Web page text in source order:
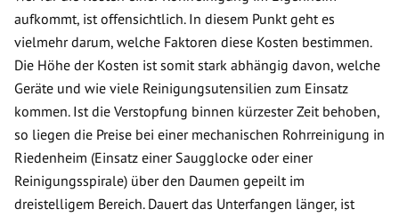
aufkommt, ist offensichtlich. In diesem Punkt geht es
vielmehr darum, welche Faktoren diese Kosten bestimmen.
Die Höhe der Kosten ist somit stark abhängig davon, welche
Geräte und wie viele Reinigungsutensilien zum Einsatz
kommen. Ist die Verstopfung binnen kürzester Zeit behoben,
so liegen die Preise bei einer mechanischen Rohrreinigung in
Riedenheim (Einsatz einer Saugglocke oder einer
Reinigungsspirale) über den Daumen gepeilt im
dreistelligem Bereich. Dauert das Unterfangen länger, ist